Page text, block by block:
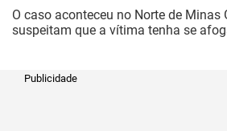
O caso aconteceu no Norte de Minas
suspeitam que a vítima tenha se
Publicidade